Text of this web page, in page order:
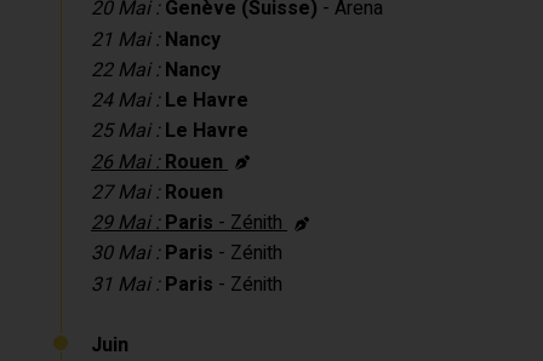
20 Mai : Genève (Suisse) - Arena
21 Mai : Nancy
22 Mai : Nancy
24 Mai : Le Havre
25 Mai : Le Havre
26 Mai : Rouen
27 Mai : Rouen
29 Mai :Paris- Zénith
30 Mai : Paris - Zénith
31 Mai : Paris - Zénith
Juin